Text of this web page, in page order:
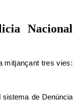
Nacional
mitjançant tres vies:
sistema de Denúncia